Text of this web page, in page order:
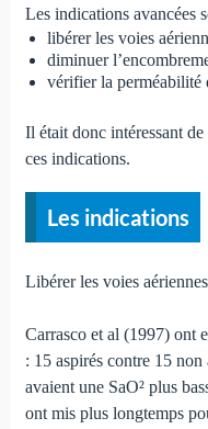
Les indications avancées
libérer les voies
diminuer
vérifier la perméabilité
Il était donc intéressant
ces indications.
Les indications
Libérer les voies
Carrasco et al (1997) ont
: 15 aspirés contre 15 non
avaient une SaO² plus
ont mis plus longtemps